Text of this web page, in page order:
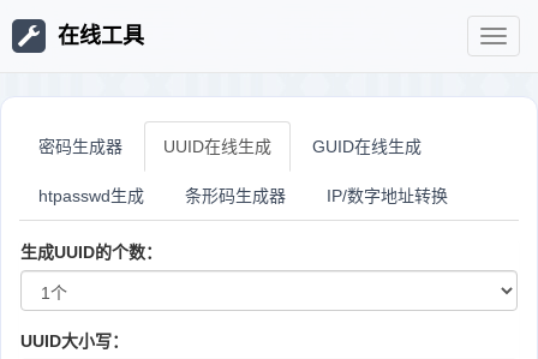
在
具
在线工具
密码生成器 UUID在线生成 GUID在线生成
htpasswd生成 条形码生成器 IP/数字地址转换
生成UUID的个数：
UUID大小写：